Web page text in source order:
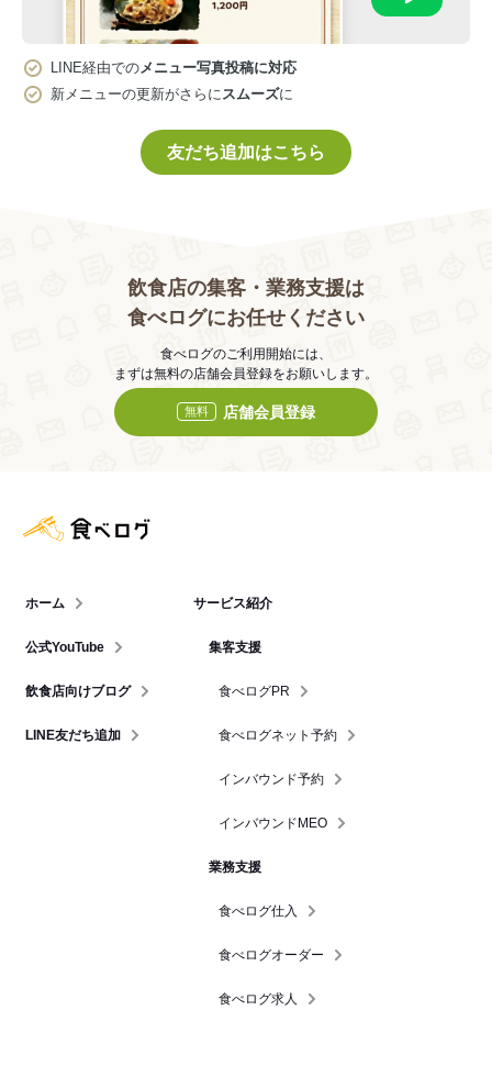
LINE経由でのメニュー写真投稿に対応
新メニューの更新がさらにスムーズに
友だち追加はこちら
飲食店の集客・業務支援は
食べログにお任せください
食べログのご利用開始には、
まずは無料の店舗会員登録をお願いします。
無料 店舗会員登録
ホーム
公式YouTube
飲食店向けブログ
LINE友だち追加
サービス紹介
集客支援
食べログPR
食べログネット予約
インバウンド予約
インバウンドMEO
業務支援
食べログ仕入
食べログオーダー
食べログ求人